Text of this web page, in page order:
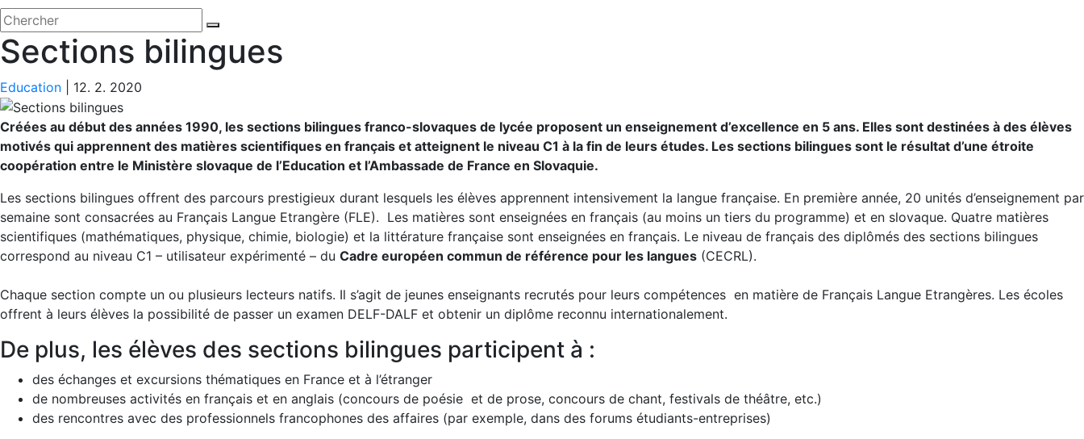
'.__('Search').'
Fermer
Rechercher:
Sections bilingues
Education 12. 2. 2020
Créées au début des années 1990, les sections bilingues franco-slovaques de lycée proposent un enseignement d’excellence en 5 ans. Elles sont destinées à des élèves
motivés qui apprennent des matières scientifiques en français et atteignent le niveau C1 à la fin de leurs études. Les sections bilingues sont le résultat d’une étroite
coopération entre le Ministère slovaque de l’Education et l’Ambassade de France en Slovaquie.
Les sections bilingues offrent des parcours prestigieux durant lesquels les élèves apprennent intensivement la langue française. En première année, 20 unités d’enseignement par
semaine sont consacrées au Français Langue Etrangère (FLE). Les matières sont enseignées en français (au moins un tiers du programme) et en slovaque. Quatre matières
scientifiques (mathématiques, physique, chimie, biologie) et la littérature française sont enseignées en français. Le niveau de français des diplômés des sections bilingues
correspond au niveau C1 – utilisateur expérimenté – du Cadre européen commun de référence pour les langues (CECRL).
Chaque section compte un ou plusieurs lecteurs natifs. Il s’agit de jeunes enseignants recrutés pour leurs compétences en matière de Français Langue Etrangères. Les écoles
offrent à leurs élèves la possibilité de passer un examen DELF-DALF et obtenir un diplôme reconnu internationalement.
De plus, les élèves des sections bilingues participent à :
des échanges et excursions thématiques en France et à l’étranger
de nombreuses activités en français et en anglais (concours de poésie et de prose, concours de chant, festivals de théâtre, etc.)
des rencontres avec des professionnels francophones des affaires (par exemple, dans des forums étudiants-entreprises)